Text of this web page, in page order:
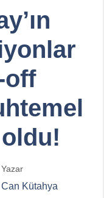
off
Yazar
Can Kütahya